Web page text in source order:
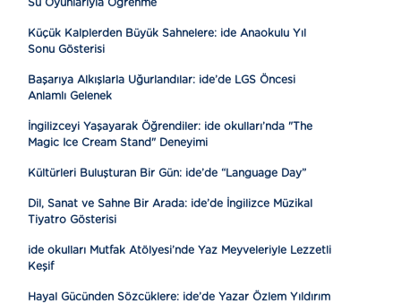
Su Oyunlarıyla Öğrenme
Küçük Kalplerden Büyük Sahnelere: ide Anaokulu Yıl
Sonu Gösterisi
Başarıya Alkışlarla Uğurlandılar: ide’de LGS Öncesi
Anlamlı Gelenek
İngilizceyi Yaşayarak Öğrendiler: ide okulları’nda "The
Magic Ice Cream Stand" Deneyimi
Kültürleri Buluşturan Bir Gün: ide’de “Language Day”
Dil, Sanat ve Sahne Bir Arada: ide’de İngilizce Müzikal
Tiyatro Gösterisi
ide okulları Mutfak Atölyesi’nde Yaz Meyveleriyle Lezzetli
Keşif
Hayal Gücünden Sözcüklere: ide’de Yazar Özlem Yıldırım